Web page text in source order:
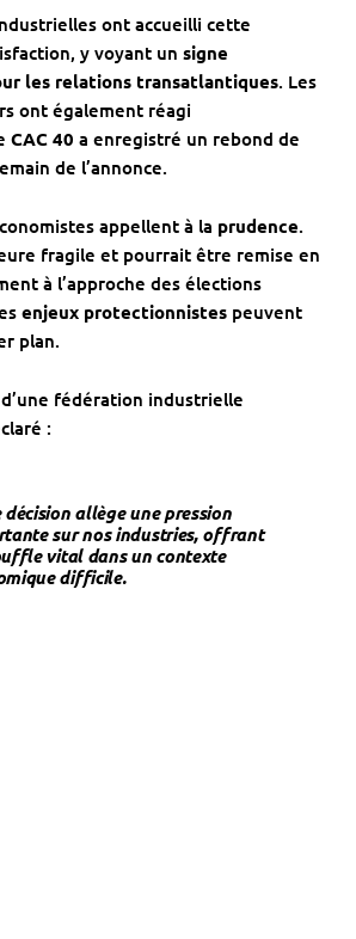
ont accueilli cette
y voyant un signe
les relations transatlantiques. Les
ont également réagi
CAC 40 a enregistré un rebond de
de l’annonce.
appellent à la prudence.
fragile et pourrait être remise en
à l’approche des élections
enjeux protectionnistes peuvent
plan.
fédération industrielle
:
décision allège une pression
sur nos industries, offrant
vital dans un contexte
difficile.